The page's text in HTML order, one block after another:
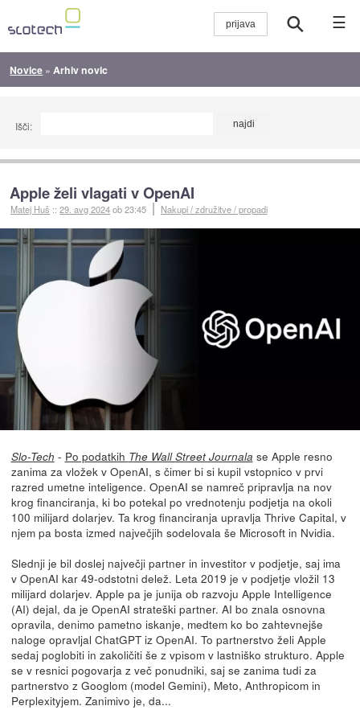
☰
Novice » Arhiv novic
Išči:
Apple želi vlagati v OpenAI
Matej Huš ::29. avg 2024ob 23:45 Nakupi / združitve / propadi
Slo-Tech - Po podatkih The Wall Street Journala se Apple resno
zanima za vložek v OpenAI, s čimer bi si kupil vstopnico v prvi
razred umetne inteligence. OpenAI se namreč pripravlja na nov
krog financiranja, ki bo potekal po vrednotenju podjetja na okoli
100 milijard dolarjev. Ta krog financiranja upravlja Thrive Capital, v
njem pa bosta izmed največjih sodelovala še Microsoft in Nvidia.
Slednji je bil doslej največji partner in investitor v podjetje, saj ima
v OpenAI kar 49-odstotni delež. Leta 2019 je v podjetje vložil 13
milijard dolarjev. Apple pa je junija ob razvoju Apple Intelligence
(AI) dejal, da je OpenAI strateški partner. AI bo znala osnovna
opravila, denimo pametno iskanje, medtem ko bo zahtevnejše
naloge opravljal ChatGPT iz OpenAI. To partnerstvo želi Apple
sedaj poglobiti in zakoličiti še z vpisom v lastniško strukturo. Apple
se v resnici pogovarja z več ponudniki, saj se zanima tudi za
partnerstvo z Googlom (model Gemini), Meto, Anthropicom in
Perplexityjem. Zanimivo je, da...